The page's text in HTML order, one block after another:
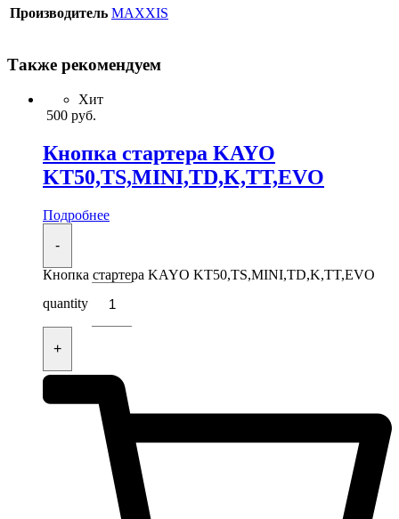
Производитель MAXXIS
Также рекомендуем
Хит
500 руб.
Кнопка стартера KAYO
KT50,TS,MINI,TD,K,TT,EVO
Подробнее
-
Кнопка стартера KAYO KT50,TS,MINI,TD,K,TT,EVO
quantity
+